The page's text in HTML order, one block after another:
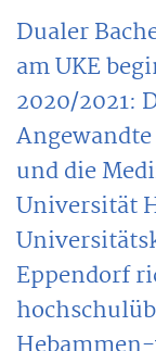
Dualer
am UKE
2020/2021:
und die
Universität
Eppendorf